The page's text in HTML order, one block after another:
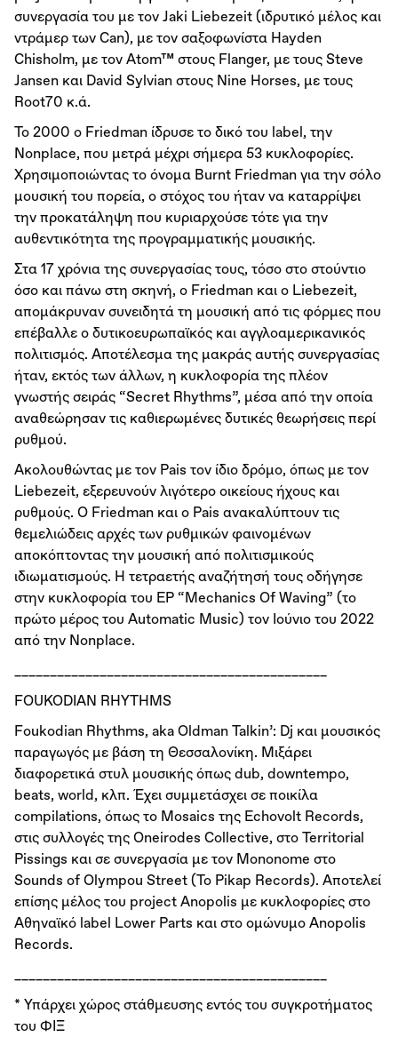
συνεργασία του με τον Jaki Liebezeit (ιδρυτικό μέλος και
ντράμερ των Can), με τον σαξοφωνίστα Hayden
Chisholm, με τον Atom™ στους Flanger, με τους Steve
Jansen και David Sylvian στους Nine Horses, με τους
Root70 κ.ά.
Το 2000 o Friedman ίδρυσε το δικό του label, την
Nonplace, που μετρά μέχρι σήμερα 53 κυκλοφορίες.
Χρησιμοποιώντας το όνομα Burnt Friedman για την σόλο
μουσική του πορεία, ο στόχος του ήταν να καταρρίψει
την προκατάληψη που κυριαρχούσε τότε για την
αυθεντικότητα της προγραμματικής μουσικής.
Στα 17 χρόνια της συνεργασίας τους, τόσο στο στούντιο
όσο και πάνω στη σκηνή, ο Friedman και ο Liebezeit,
απομάκρυναν συνειδητά τη μουσική από τις φόρμες που
επέβαλλε ο δυτικοευρωπαϊκός και αγγλοαμερικανικός
πολιτισμός. Αποτέλεσμα της μακράς αυτής συνεργασίας
ήταν, εκτός των άλλων, η κυκλοφορία της πλέον
γνωστής σειράς “Secret Rhythms”, μέσα από την οποία
αναθεώρησαν τις καθιερωμένες δυτικές θεωρήσεις περί
ρυθμού.
Ακολουθώντας με τον Pais τον ίδιο δρόμο, όπως με τον
Liebezeit, εξερευνούν λιγότερο οικείους ήχους και
ρυθμούς. Ο Friedman και ο Pais ανακαλύπτουν τις
θεμελιώδεις αρχές των ρυθμικών φαινομένων
αποκόπτοντας την μουσική από πολιτισμικούς
ιδιωματισμούς. Η τετραετής αναζήτησή τους οδήγησε
στην κυκλοφορία του EP “Mechanics Of Waving” (το
πρώτο μέρος του Automatic Music) τον Ιούνιο του 2022
από την Nonplace.
FOUKODIAN RHYTHMS
Foukodian Rhythms, aka Oldman Talkin’: Dj και μουσικός
παραγωγός με βάση τη Θεσσαλονίκη. Μιξάρει
διαφορετικά στυλ μουσικής όπως dub, downtempo,
beats, world, κλπ. Έχει συμμετάσχει σε ποικίλα
compilations, όπως το Mosaics της Echovolt Records,
στις συλλογές της Oneirodes Collective, στο Territorial
Pissings και σε συνεργασία με τον Mononome στο
Sounds of Olympou Street (To Pikap Records). Αποτελεί
επίσης μέλος του project Anopolis με κυκλοφορίες στο
Αθηναϊκό label Lower Parts και στο ομώνυμο Anopolis
Records.
* Υπάρχει χώρος στάθμευσης εντός του συγκροτήματος
του ΦΙΞ